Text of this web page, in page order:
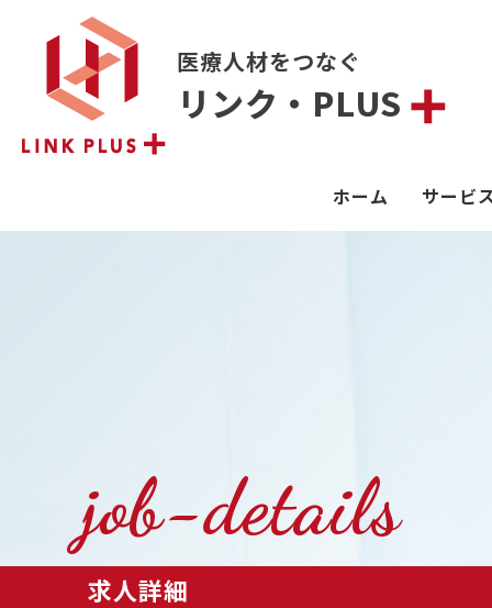
医療人材をつなぐ
リンク・PLUS
ホーム サービ
job-details
求人詳細